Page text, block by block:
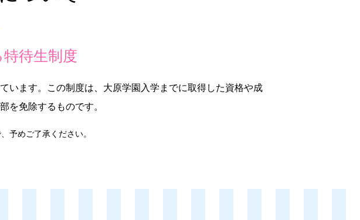
待生制度
います。この制度は、大原学園入学までに取得した資格や成
を免除するものです。
予めご了承ください。